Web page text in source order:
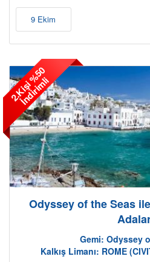
9 Ekim
2
.
K
i
ş
i
%
5
0
İ
n
d
i
r
i
m
l
i
Odyssey of the Seas
Gemi: Odyssey
Kalkış Limanı: ROME